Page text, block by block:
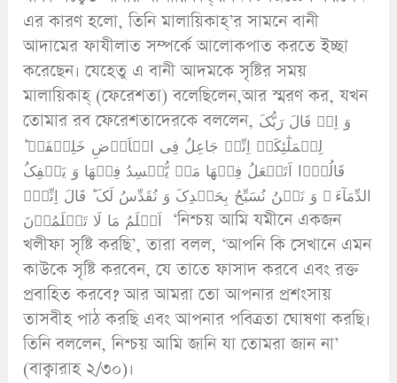
এর কারণ হলো, তিনি মালায়িকাহ্’র সামনে বানী
আদামের ফাযীলাত সম্পর্কে আলোকপাত করতে ইচ্ছা
করেছেন। যেহেতু এ বানী আদমকে সৃষ্টির সময়
মালায়িকাহ্ (ফেরেশতা) বলেছিলেন,আর স্মরণ কর, যখন
তোমার রব ফেরেশতাদেরকে বললেন, وَ اِذۡ قَالَ رَبُّکَ
لِلۡمَلٰٓئِکَۃِ اِنِّیۡ جَاعِلٌ فِی الۡاَرۡضِ خَلِیۡفَۃً ؕ
قَالُوۡۤا اَتَجۡعَلُ فِیۡهَا مَنۡ یُّفۡسِدُ فِیۡهَا وَ یَسۡفِکُ
الدِّمَآءَ ۚ وَ نَحۡنُ نُسَبِّحُ بِحَمۡدِکَ وَ نُقَدِّسُ لَکَ ؕ قَالَ اِنِّیۡۤ
اَعۡلَمُ مَا لَا تَعۡلَمُوۡنَ ‘নিশ্চয় আমি যমীনে একজন
খলীফা সৃষ্টি করছি’, তারা বলল, ‘আপনি কি সেখানে এমন
কাউকে সৃষ্টি করবেন, যে তাতে ফাসাদ করবে এবং রক্ত
প্রবাহিত করবে? আর আমরা তো আপনার প্রশংসায়
তাসবীহ পাঠ করছি এবং আপনার পবিত্রতা ঘোষণা করছি।
তিনি বললেন, নিশ্চয় আমি জানি যা তোমরা জান না’
(বাক্বারাহ ২/৩০)।